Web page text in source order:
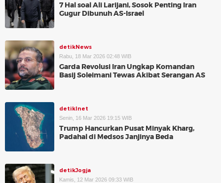
7 Hal soal Ali Larijani, Sosok Penting Iran
Gugur Dibunuh AS-Israel
detikNews
Rabu, 18 Mar 2026 02:48 WIB
Garda Revolusi Iran Ungkap Komandan
Basij Soleimani Tewas Akibat Serangan AS
detikInet
Senin, 16 Mar 2026 19:15 WIB
Trump Hancurkan Pusat Minyak Kharg,
Padahal di Medsos Janjinya Beda
detikJogja
Kamis, 12 Mar 2026 09:33 WIB